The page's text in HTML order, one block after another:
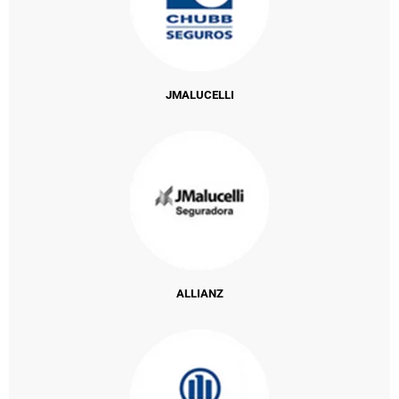
JMALUCELLI
ALLIANZ